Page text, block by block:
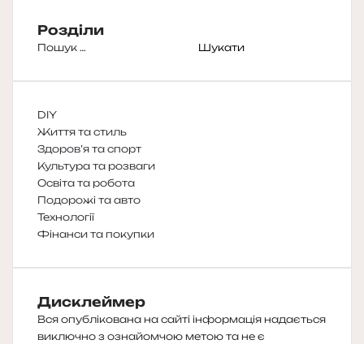
Розділи
Пошук:
DIY
Життя та стиль
Здоров’я та спорт
Культура та розваги
Освіта та робота
Подорожі та авто
Технології
Фінанси та покупки
Дисклеймер
Вся опублікована на сайті інформація надається
виключно з ознайомчою метою та не є